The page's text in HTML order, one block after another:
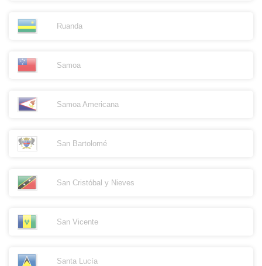
Ruanda
Samoa
Samoa Americana
San Bartolomé
San Cristóbal y Nieves
San Vicente
Santa Lucía